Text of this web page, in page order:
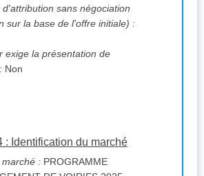
d'attribution sans négociation
(Attribution sur la base de l'offre initiale) :
exige la présentation de
Non
: Identification du marché
: PROGRAMME